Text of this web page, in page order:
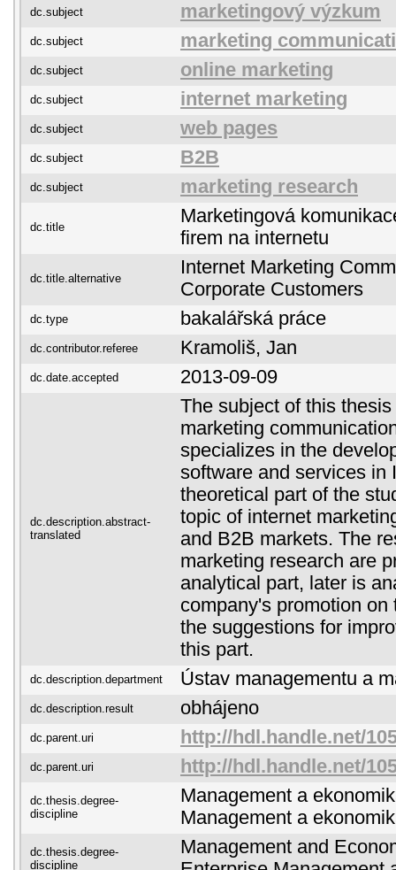
dc.subject marketingový výzkum
dc.subject marketing
dc.subject online marketing
dc.subject internet marketing
dc.subject web pages
dc.subject B2B
dc.subject marketing research
dc.title
Marketingová
firem na internetu
dc.title.alternative
Internet Marketing
Corporate Customers
dc.type bakalářská práce
dc.contributor.referee Kramoliš, Jan
dc.date.accepted 2013-09-09
dc.description.abstract-
translated
The subject of this
marketing
specializes in the
software and services in
theoretical part of the
topic of internet
and B2B markets. The
marketing research are
analytical part, later is
company's promotion
the suggestions for
this part.
dc.description.department Ústav managementu a
dc.description.result obhájeno
dc.parent.uri http://hdl.handle.net/
dc.parent.uri http://hdl.handle.net/
dc.thesis.degree-
discipline
Management a
Management a
dc.thesis.degree-
discipline
Management and